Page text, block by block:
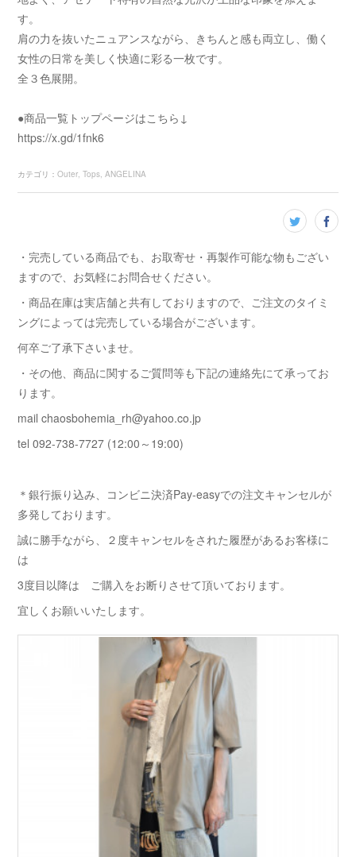
す。
肩の力を抜いたニュアンスながら、きちんと感も両立し、働く
女性の日常を美しく快適に彩る一枚です。
全３色展開。
●商品一覧トップページはこちら↓
https://x.gd/1fnk6
カテゴリ ：Outer Tops ANGELINA
・完売している商品でも、お取寄せ・再製作可能な物もござい
ますので、お気軽にお問合せください。
・商品在庫は実店舗と共有しておりますので、ご注文のタイミ
ングによっては完売している場合がございます。
何卒ご了承下さいませ。
・その他、商品に関するご質問等も下記の連絡先にて承ってお
ります。
mail chaosbohemia_rh@yahoo.co.jp
tel 092-738-7727 (12:00～19:00)
＊銀行振り込み、コンビニ決済Pay-easyでの注文キャンセルが
多発しております。
誠に勝手ながら、２度キャンセルをされた履歴があるお客様に
は
3度目以降は ご購入をお断りさせて頂いております。
宜しくお願いいたします。